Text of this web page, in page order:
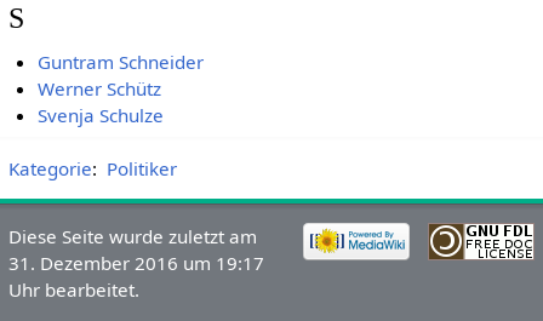
S
Guntram Schneider
Werner Schütz
Svenja Schulze
Kategorie: Politiker
Diese Seite wurde zuletzt am
31. Dezember 2016 um 19:17
Uhr bearbeitet.